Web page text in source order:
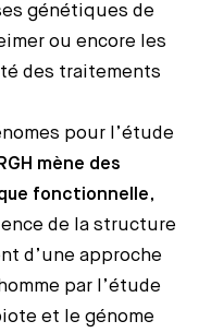
génétiques de
ou encore les
des traitements
pour l’étude
mène des
fonctionnelle,
de la structure
d’une approche
par l’étude
et le génome